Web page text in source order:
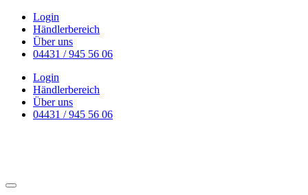
Zum
Inhalt
wechseln
Login
Händlerbereich
Über uns
04431 / 945 56 06
Login
Händlerbereich
Über uns
04431 / 945 56 06